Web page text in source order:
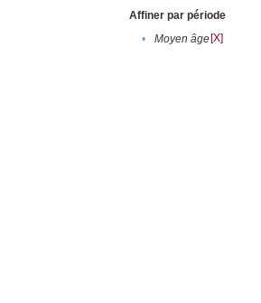
Affiner par période
•
Moyen âge[X]